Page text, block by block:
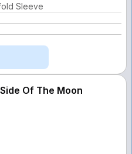
Sleeve
Of The Moon